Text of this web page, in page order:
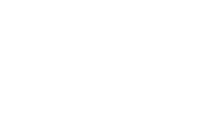
LAM & ASOCIADOS.